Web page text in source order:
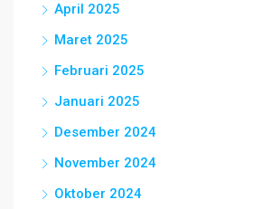
April 2025
Maret 2025
Februari 2025
Januari 2025
Desember 2024
November 2024
Oktober 2024